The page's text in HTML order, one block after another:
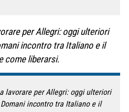
per Allegri: oggi ulteriori
incontro tra Italiano e il
come liberarsi.
lavorare per Allegri: oggi ulteriori
incontro tra Italiano e il